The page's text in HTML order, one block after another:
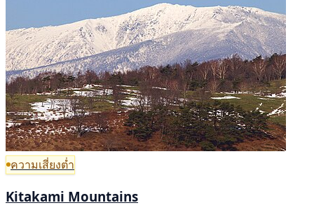
ความเสี่ยงต่ำ
Kitakami Mountains